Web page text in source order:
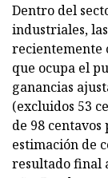
Dentro del
industriales,
recientemente
que ocupa el
ganancias
(excluidos 53
de 98
estimación de
resultado final